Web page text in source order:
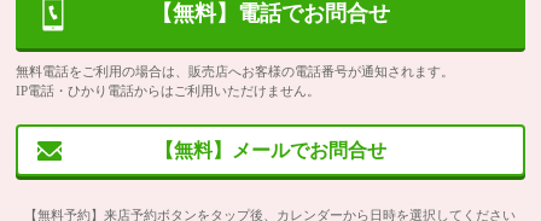
【無料】電話でお問合せ
無料電話をご利用の場合は、販売店へお客様の電話番号が通知されます。
IP電話・ひかり電話からはご利用いただけません。
【無料】メールでお問合せ
【無料予約】来店予約ボタンをタップ後、カレンダーから日時を選択してください